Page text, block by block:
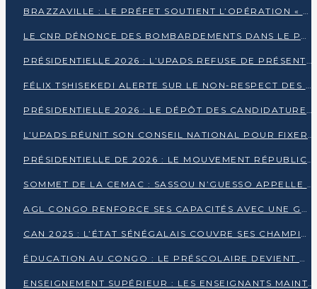
BRAZZAVILLE : LE PRÉFET SOUTIENT L’OPÉRATION « ZÉRO KULUNA » ET APPELLE À LA VIGILANCE CITOYENNE
LE CNR DÉNONCE DES BOMBARDEMENTS DANS LE POOL ET ACCUSE LE GOUVERNEMENT
PRÉSIDENTIELLE 2026 : L’UPADS REFUSE DE PRÉSENTER UN CANDIDAT ET DÉNONCE UN PROCESSUS NON CRÉDIBLE
FÉLIX TSHISEKEDI ALERTE SUR LE NON-RESPECT DES ENGAGEMENTS DE PAIX APRÈS SA RENCONTRE AVEC D. SASSOU-NGUESSO
PRÉSIDENTIELLE 2026 : LE DÉPÔT DES CANDIDATURES OUVERT DU 29 JANVIER AU 12 FÉVRIER
L’UPADS RÉUNIT SON CONSEIL NATIONAL POUR FIXER SA LIGNE POLITIQUE À DEUX MOIS DE LA PRÉSIDENTIELLE
PRÉSIDENTIELLE DE 2026 : LE MOUVEMENT RÉPUBLICAIN DÉNONCE UNE CONVOCATION ÉLECTORALE « OPAQUE ET PRÉCIPITÉE »
SOMMET DE LA CEMAC : SASSOU N’GUESSO APPELLE À LA VIGILANCE FACE AUX RISQUES ÉCONOMIQUES
AGL CONGO RENFORCE SES CAPACITÉS AVEC UNE GRUE DE 250 TONNES
CAN 2025 : L’ÉTAT SÉNÉGALAIS COUVRE SES CHAMPIONS D’AFRIQUE DE RÉCOMPENSES EXCEPTIONNELLES
ÉDUCATION AU CONGO : LE PRÉSCOLAIRE DEVIENT OBLIGATOIRE, LE BTS CONSACRÉ DIPLÔME D’ÉTAT
ENSEIGNEMENT SUPÉRIEUR : LES ENSEIGNANTS MAINTIENNENT LA GRÈVE ET EXIGENT UN ACCORD ÉCRIT AVEC L’ÉTAT